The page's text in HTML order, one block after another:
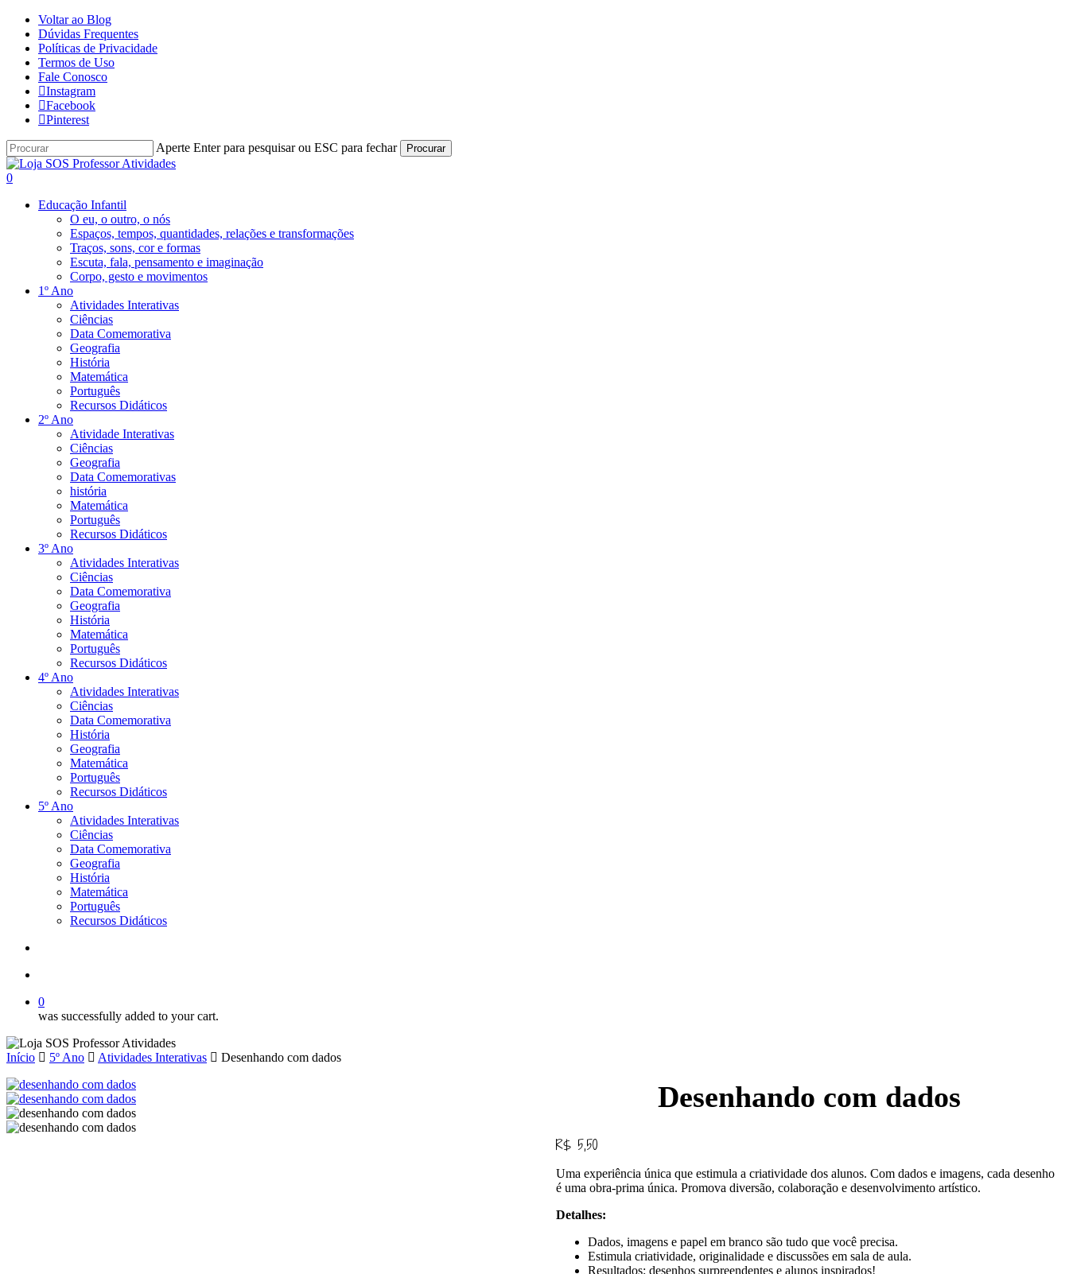
Skip
main
content
Voltar ao Blog
Dúvidas Frequentes
Políticas de Privacidade
Termos de Uso
Fale Conosco
Instagram
Facebook
Pinterest
Aperte Enter para pesquisar ou ESC para fechar Procurar
Close
Search
procurar
account
0
Educação Infantil
O eu, o outro, o nós
Espaços, tempos, quantidades, relações e transformações
Traços, sons, cor e formas
Escuta, fala, pensamento e imaginação
Corpo, gesto e movimentos
1º Ano
Atividades Interativas
Ciências
Data Comemorativa
Geografia
História
Matemática
Português
Recursos Didáticos
2º Ano
Atividade Interativas
Ciências
Geografia
Data Comemorativas
história
Matemática
Português
Recursos Didáticos
3º Ano
Atividades Interativas
Ciências
Data Comemorativa
Geografia
História
Matemática
Português
Recursos Didáticos
4º Ano
Atividades Interativas
Ciências
Data Comemorativa
História
Geografia
Matemática
Português
Recursos Didáticos
5º Ano
Atividades Interativas
Ciências
Data Comemorativa
Geografia
História
Matemática
Português
Recursos Didáticos
0
was successfully added to your cart.
Início 5º Ano Atividades Interativas Desenhando com dados
Desenhando com dados
R$5,50
Uma experiência única que estimula a criatividade dos alunos. Com dados e imagens, cada desenho
é uma obra-prima única. Promova diversão, colaboração e desenvolvimento artístico.
Detalhes:
Dados, imagens e papel em branco são tudo que você precisa.
Estimula criatividade, originalidade e discussões em sala de aula.
Resultados: desenhos surpreendentes e alunos inspirados!